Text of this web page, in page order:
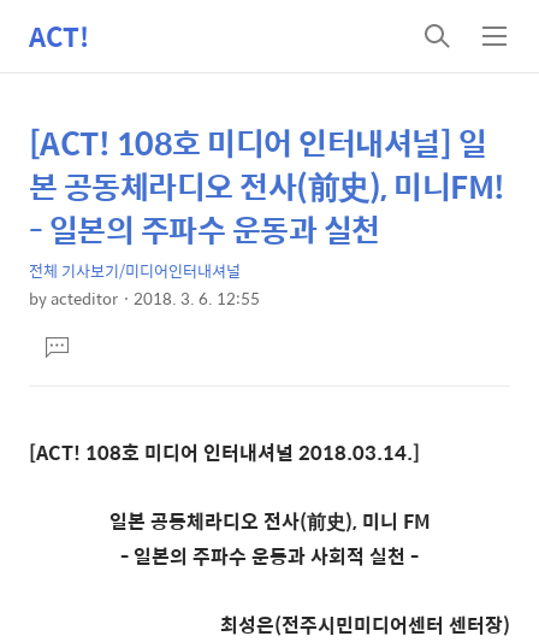
ACT!
검
색
메
뉴
상
세
컨
츠
본
문
제
목
[ACT! 108호 미디어 인터내셔널] 일
본 공동체라디오 전사(前史), 미니FM!
- 일본의 주파수 운동과 실천
전체 기사보기/미디어인터내셔널
byacteditor 2018. 3. 6. 12:55
문댓
글
[ACT! 108호 미디어 인터내셔널 2018.03.14.]
일본 공동체라디오 전사(前史), 미니 FM
- 일본의 주파수 운동과 사회적 실천 -
최성은(전주시민미디어센터 센터장)